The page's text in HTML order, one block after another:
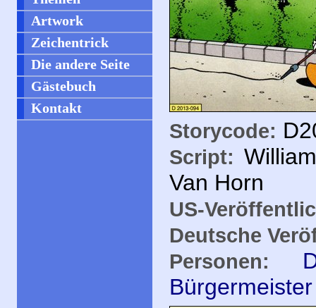
Artwork
Zeichentrick
Die andere Seite
Gästebuch
Kontakt
Storycode:
Script:
Van Horn
US-
Deutsche
Personen:
Bürgermeister